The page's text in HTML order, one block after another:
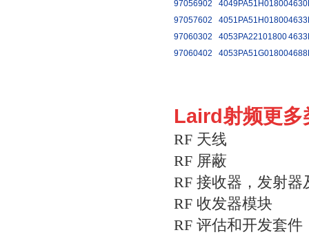
97056902 4049PA51H01800
97057602
4051PA51H01800
97060302
4053PA22101800
97060402
4053PA51G01800
Laird射频更多
RF 天线
RF 屏蔽
RF 接收器，发射
RF 收发器模块
RF 评估和开发套件